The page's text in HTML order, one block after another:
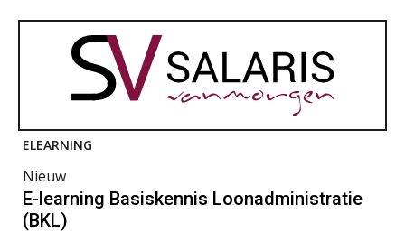
ELEARNING
Nieuw
E-learning Basiskennis Loonadministratie
(BKL)